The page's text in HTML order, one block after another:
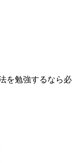
を勉強するなら必